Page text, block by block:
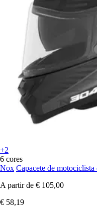
+2
6 cores
Nox Capacete de
A partir de € 105,00
€ 58,19